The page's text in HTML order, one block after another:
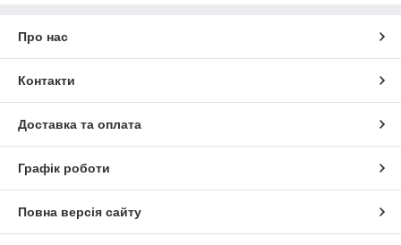
Про нас
Контакти
Доставка та оплата
Графік роботи
Повна версія сайту